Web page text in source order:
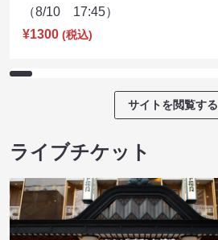
（8/10 17:45）
¥1300 (税込)
サイトを閲覧する
ライブチケット